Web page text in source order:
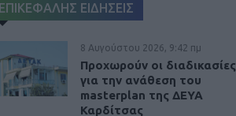
ΕΠΙΚΕΦΑΛΗΣ ΕΙΔΗΣΕΙΣ
8 Αυγούστου 2026, 9:42 πμ
Προχωρούν οι διαδικασίες
για την ανάθεση του
masterplan της ΔΕΥΑ
Καρδίτσας